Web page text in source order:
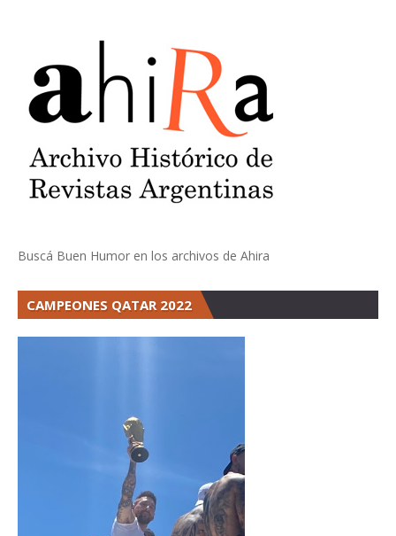
Buscá Buen Humor en los archivos de Ahira
CAMPEONES QATAR 2022